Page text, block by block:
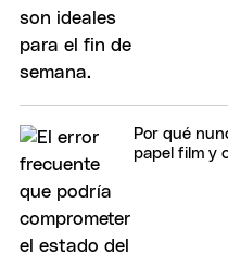
Por qué
papel film y